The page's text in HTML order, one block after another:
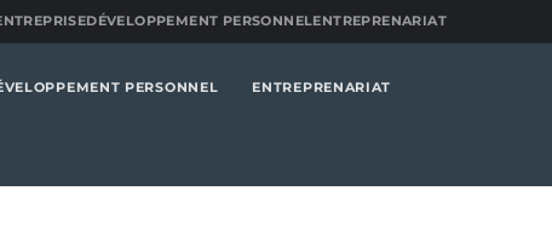
DÉVELOPPEMENT PERSONNELENTREPRENARIAT
PERSONNEL ENTREPRENARIAT